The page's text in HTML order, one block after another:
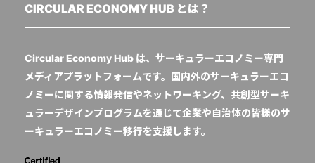
CIRCULAR ECONOMY HUB とは？
Circular Economy Hub は、サーキュラーエコノミー専門
メディアプラットフォームです。国内外のサーキュラーエコ
ノミーに関する情報発信やネットワーキング、共創型サーキ
ュラーデザインプログラムを通じて企業や自治体の皆様のサ
ーキュラーエコノミー移行を支援します。